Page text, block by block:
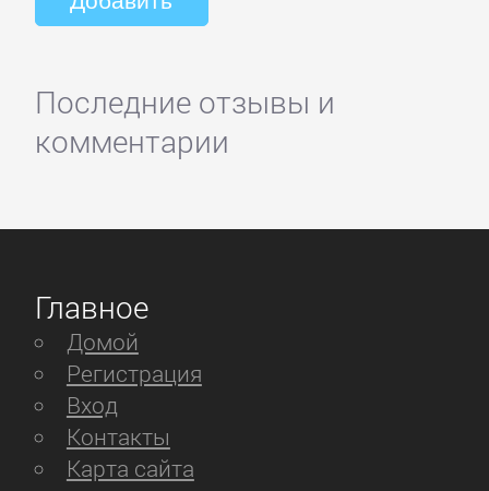
Последние отзывы и
комментарии
Главное
Домой
Регистрация
Вход
Контакты
Карта сайта